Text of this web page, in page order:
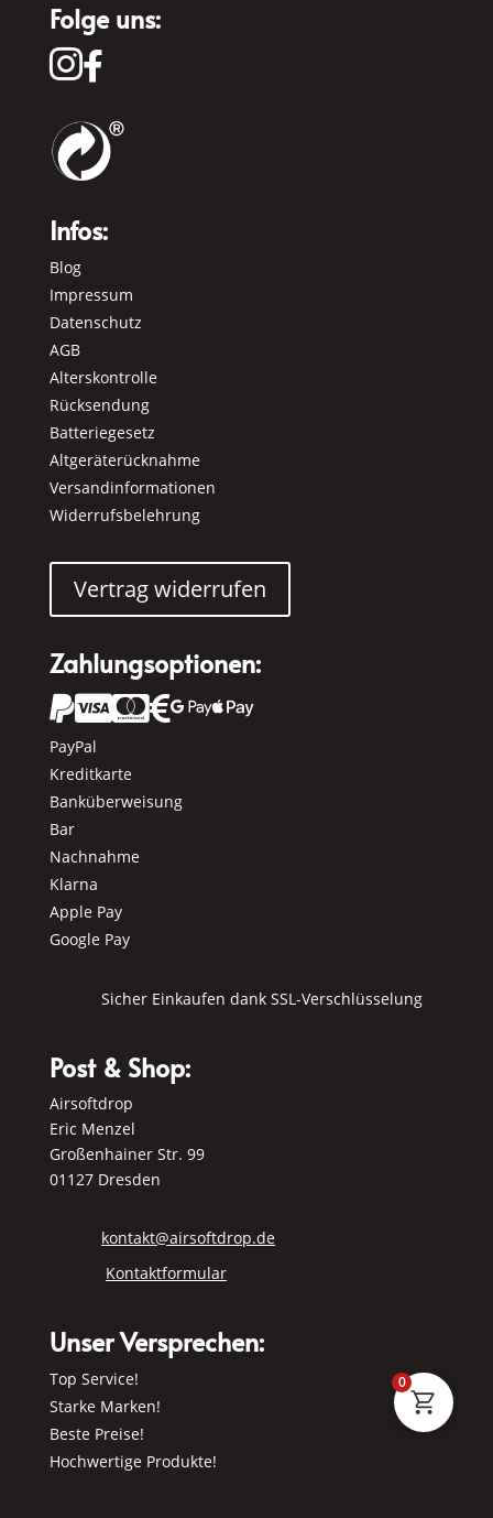
Folge uns:

Infos:
Blog
Impressum
Datenschutz
AGB
Alterskontrolle
Rücksendung
Batteriegesetz
Altgeräterücknahme
Versandinformationen
Widerrufsbelehrung
Vertrag widerrufen
Zahlungsoptionen:
 
PayPal
Kreditkarte
Banküberweisung
Bar
Nachnahme
Klarna
Apple Pay
Google Pay
Sicher Einkaufen dank SSL-Verschlüsselung
Post & Shop:
Airsoftdrop
Eric Menzel
Großenhainer Str. 99
01127 Dresden
kontakt@airsoftdrop.de
Kontaktformular
Unser Versprechen:
Top Service!
Starke Marken!
Beste Preise!
Hochwertige Produkte!
0